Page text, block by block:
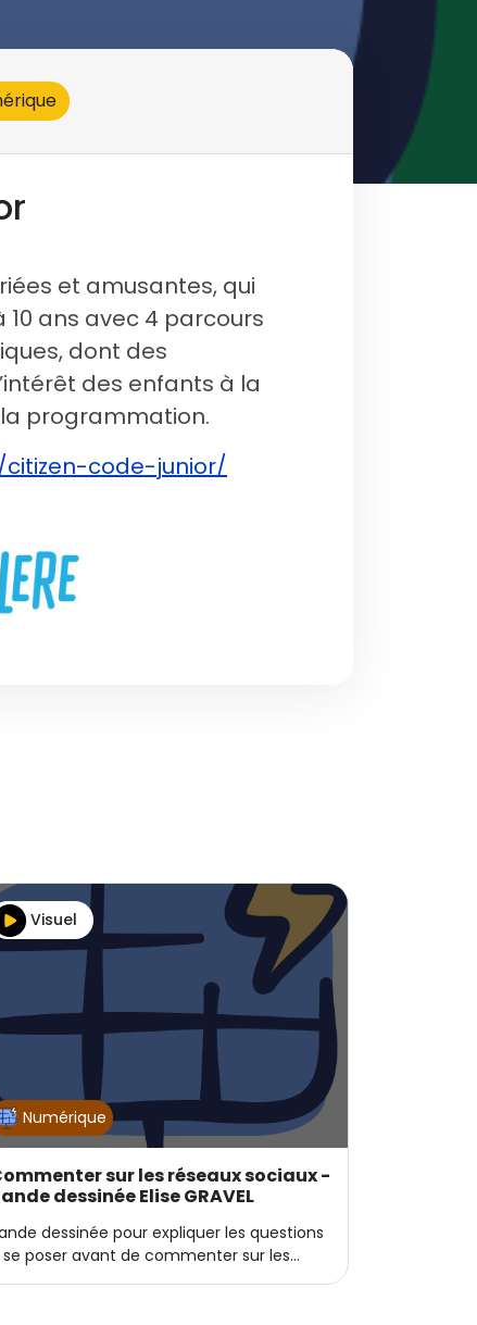
et amusantes, qui
10 ans avec 4 parcours
dont des
des enfants à la
programmation.
code-junior/
Visuel
Numérique
sur les réseaux sociaux -
dessinée Elise GRAVEL
dessinée pour expliquer les questions
poser avant de commenter sur les…